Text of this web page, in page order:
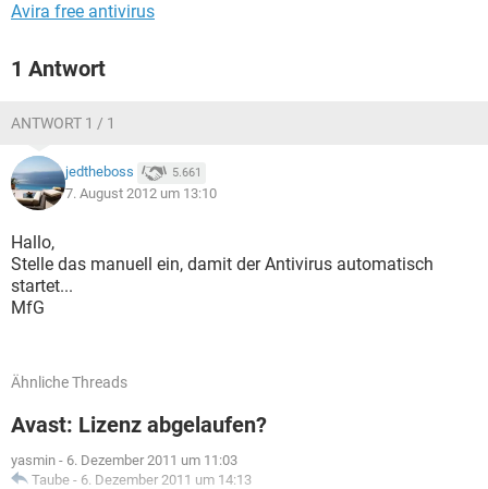
Avira free antivirus
1 Antwort
ANTWORT 1 / 1
jedtheboss 5.661
7. August 2012 um 13:10
Hallo,
Stelle das manuell ein, damit der Antivirus automatisch
startet...
MfG
Ähnliche Threads
Avast: Lizenz abgelaufen?
yasmin - 6. Dezember 2011 um 11:03
Taube - 6. Dezember 2011 um 14:13